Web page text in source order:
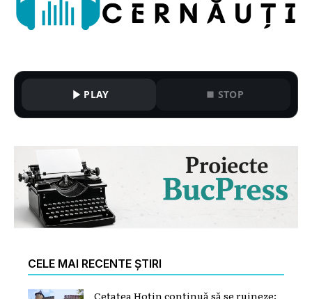
PLAY STOP
CELE MAI RECENTE ȘTIRI
Cetatea Hotin continuă să se ruineze: